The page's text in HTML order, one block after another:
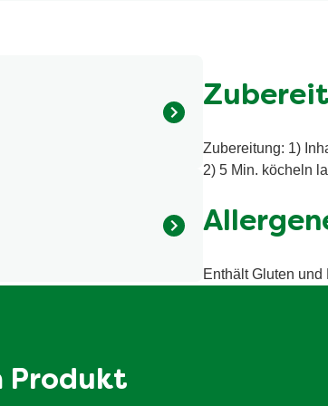
MILCHZUCKER,
/ 534 kilojoule
Zubereitung: 1)
2) 5 Min. köcheln
Enthält Gluten
Produkt